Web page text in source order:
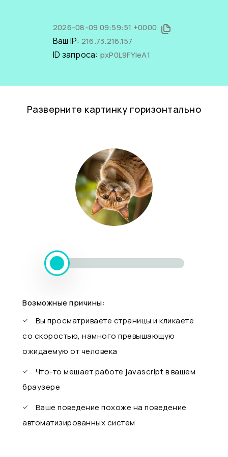
2026-08-09 09:59:51 +0000
Ваш IP: 216.73.216.157
ID запроса: pxP0L9FYIeA1
Разверните картинку горизонтально
Возможные причины:
Вы просматриваете страницы и кликаете
со скоростью, намного превышающую
ожидаемую от человека
Что-то мешает работе javascript в вашем
браузере
Ваше поведение похоже на поведение
автоматизированных систем